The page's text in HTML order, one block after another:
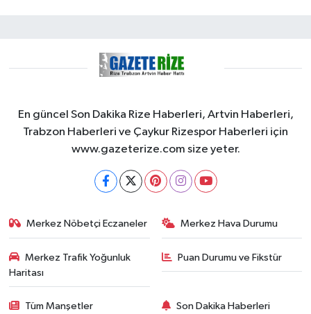
En güncel Son Dakika Rize Haberleri, Artvin Haberleri,
Trabzon Haberleri ve Çaykur Rizespor Haberleri için
www.gazeterize.com size yeter.
Merkez Nöbetçi Eczaneler Merkez Hava Durumu
Merkez Trafik Yoğunluk
Haritası
Puan Durumu ve Fikstür
Tüm Manşetler Son Dakika Haberleri